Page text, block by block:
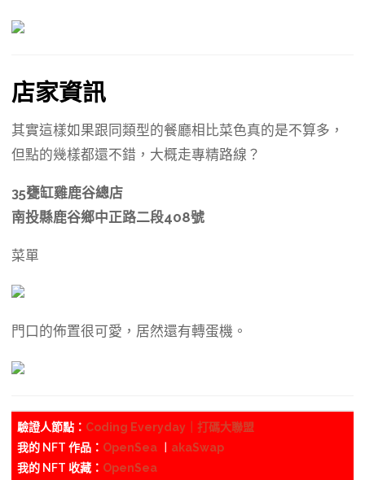
店家資訊
其實這樣如果跟同類型的餐廳相比菜色真的是不算多，
但點的幾樣都還不錯，大概走專精路線？
35甕缸雞鹿谷總店
南投縣鹿谷鄉中正路二段408號
菜單
門口的佈置很可愛，居然還有轉蛋機。
驗證人節點： Coding Everyday｜打碼大聯盟
我的 NFT 作品： OpenSea ︱ akaSwap
我的 NFT 收藏： OpenSea